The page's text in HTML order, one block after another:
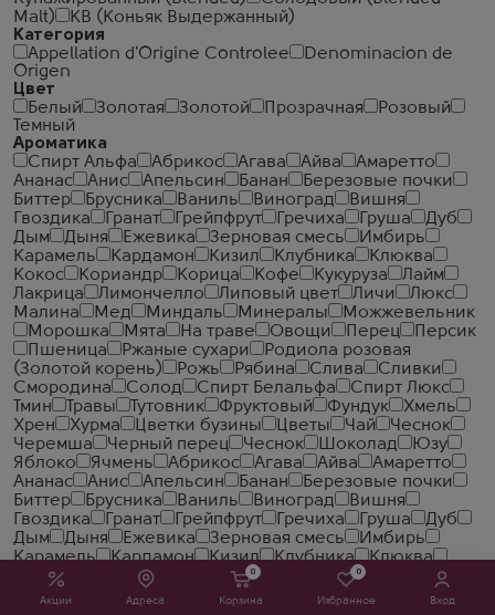
Акции Адреса
0
Корзина
0
Избранное Вход
Malt)
КВ (Коньяк Выдержанный)
Категория
Appellation d'Origine Controlee
Denominacion de
Origen
Цвет
Белый
Золотая Золотой Прозрачная
Розовый
Темный
Ароматика
Спирт Альфа
Абрикос Агава Айва
Амаретто
Ананас
Анис Апельсин Банан
Березовые почки
Биттер
Брусника Ваниль Виноград
Вишня
Гвоздика
Гранат Грейпфрут Гречиха Груша
Дуб
Дым
Дыня Ежевика Зерновая смесь
Имбирь
Карамель
Кардамон Кизил Клубника
Клюква
Кокос
Кориандр Корица Кофе Кукуруза
Лайм
Лакрица
Лимончелло Липовый цвет Личи
Люкс
Малина
Мед Миндаль Минералы
Можжевельник
Морошка
Мята На траве Овощи Перец
Персик
Пшеница
Ржаные сухари
Родиола розовая
(Золотой корень)
Рожь Рябина Слива
Сливки
Смородина
Солод Спирт Белальфа
Спирт Люкс
Тмин
Травы Тутовник Фруктовый Фундук
Хмель
Хрен
Хурма Цветки бузины Цветы Чай
Чеcнок
Черемша
Черный перец Чеснок Шоколад
Юзу
Яблоко
Ячмень Абрикос Агава Айва
Амаретто
Ананас
Анис Апельсин Банан
Березовые почки
Биттер
Брусника Ваниль Виноград
Вишня
Гвоздика
Гранат Грейпфрут Гречиха Груша
Дуб
Дым
Дыня Ежевика Зерновая смесь
Имбирь
Карамель
Кардамон Кизил Клубника
Клюква
Кокос
Кориандр Корица Кофе Кукуруза
Лайм
Лакрица
Лимончелло Липовый цвет Личи
Люкс